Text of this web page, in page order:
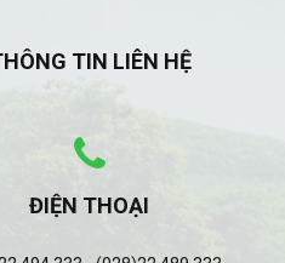
TIN LIÊN HỆ
ĐIỆN THOẠI